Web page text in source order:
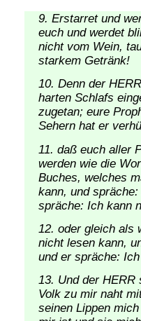
Erstarret und
euch und werdet
nicht vom Wein,
starkem Getränk!
Denn der
harten Schlafs
zugetan; eure
Sehern hat er
daß euch aller
werden wie die
Buches, welches
kann, und
spräche: Ich kann
oder gleich als
nicht lesen kann,
und er spräche:
Und der HERR
Volk zu mir naht
seinen Lippen